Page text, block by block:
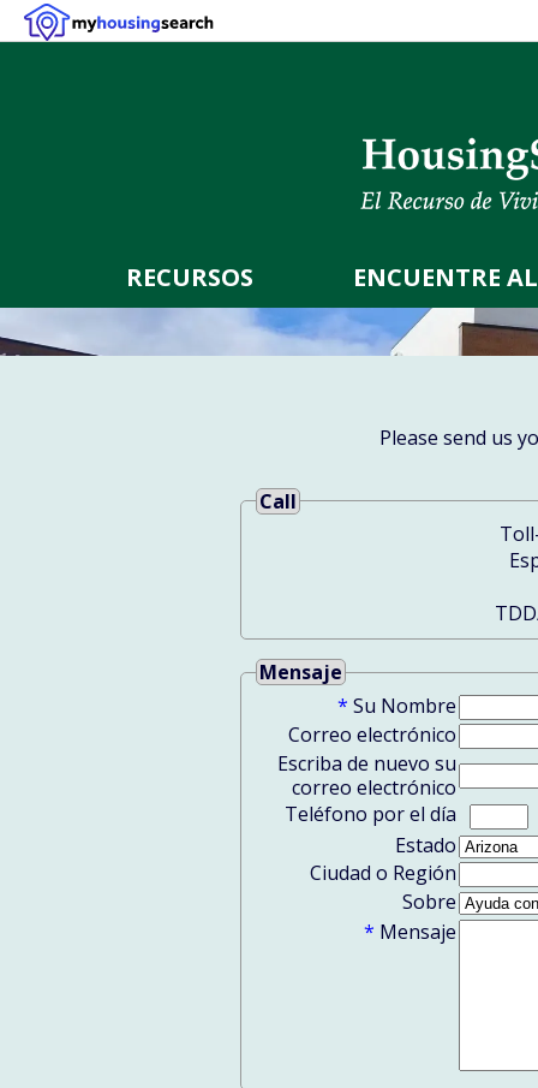
RECURSOS ENCUENTRE
Please send us
Call
Mensaje
* Su Nombre
Correo electrónico
Escriba de nuevo su
correo electrónico
Teléfono por el día
Estado
Ciudad o Región
Sobre
* Mensaje